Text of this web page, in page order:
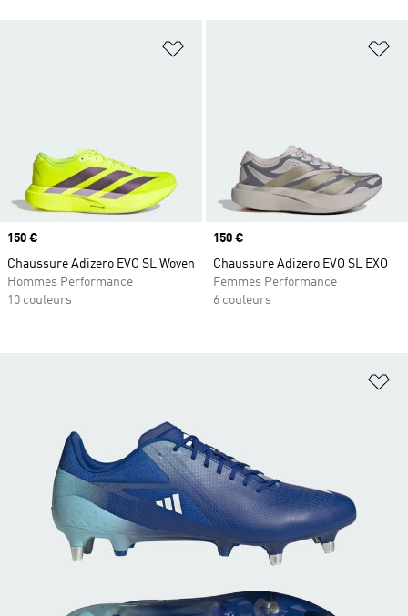
Ajouter à la Liste de produits
Prix
150 €
Chaussure Adizero EVO SL Woven
Hommes Performance
10 couleurs
Prix
150 €
Chaussure Adizero EVO SL EXO
Femmes Performance
6 couleurs